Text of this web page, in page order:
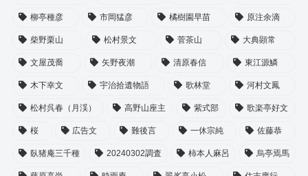
柳亭種彦 市岡猛彦 橘樹園早苗 原注余滴
柴野栗山 松村景文 菅茶山 大典顕常
文屋茂喬 矢野夜潮 清原春信 東江源鱗
木下幸文 宇治拾遺物語 歌林堂 河村文鳳
松村呉春（月渓） 高野山座主 紫式部 歌楽亭好文
桜 広告文 難後言 一休宗純 佐藤恭
臥猪庵三千種 20240302調査 柿本人麻呂 烏亭焉馬